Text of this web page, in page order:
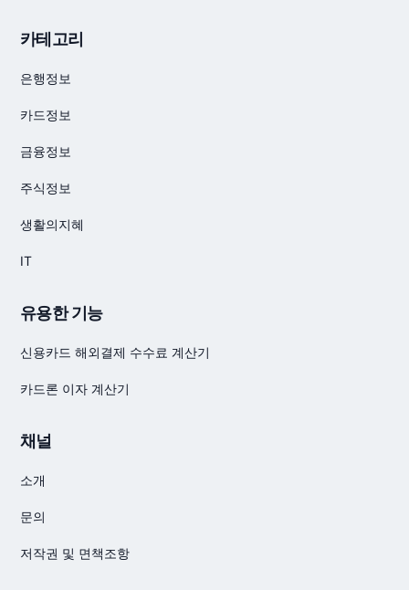
카테고리
은행정보
카드정보
금융정보
주식정보
생활의지혜
IT
유용한 기능
신용카드 해외결제 수수료 계산기
카드론 이자 계산기
채널
소개
문의
저작권 및 면책조항